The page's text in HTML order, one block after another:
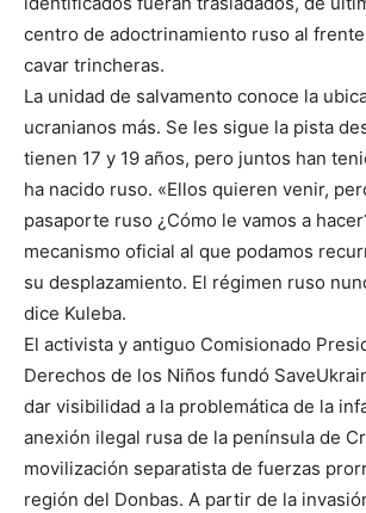
centro de adoctrinamiento ruso al
cavar trincheras.
La unidad de salvamento conoce la
ucranianos más. Se les sigue la pista
tienen 17 y 19 años, pero juntos han
ha nacido ruso. «Ellos quieren venir,
pasaporte ruso ¿Cómo le vamos a
mecanismo oficial al que podamos
su desplazamiento. El régimen ruso
dice Kuleba.
El activista y antiguo Comisionado
Derechos de los Niños fundó
dar visibilidad a la problemática de la
anexión ilegal rusa de la península de
movilización separatista de fuerzas
región del Donbas. A partir de la